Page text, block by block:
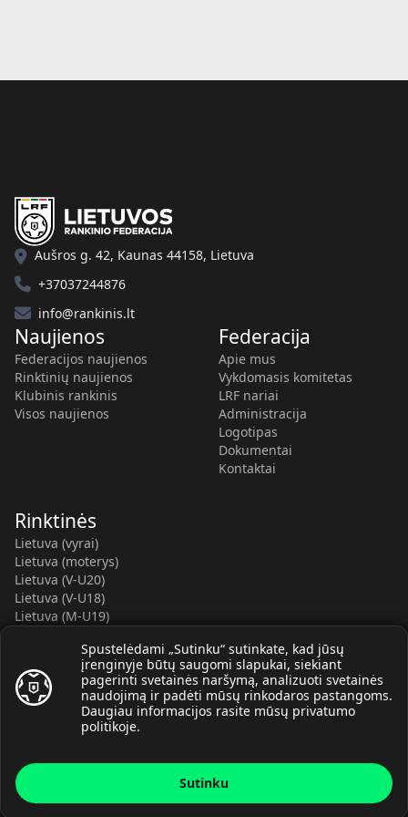
Spustelėdami „Sutinku“ sutinkate, kad jūsų
įrenginyje būtų saugomi slapukai, siekiant
pagerinti svetainės naršymą, analizuoti svetainės
naudojimą ir padėti mūsų rinkodaros pastangoms.
Daugiau informacijos rasite mūsų privatumo
politikoje.
Sutinku
Aušros g. 42, Kaunas 44158, Lietuva
+37037244876
info@rankinis.lt
Naujienos
Federacijos naujienos
Rinktinių naujienos
Klubinis rankinis
Visos naujienos
Federacija
Apie mus
Vykdomasis komitetas
LRF nariai
Administracija
Logotipas
Dokumentai
Kontaktai
Rinktinės
Lietuva (vyrai)
Lietuva (moterys)
Lietuva (V-U20)
Lietuva (V-U18)
Lietuva (M-U19)
Lietuva (M-U16)